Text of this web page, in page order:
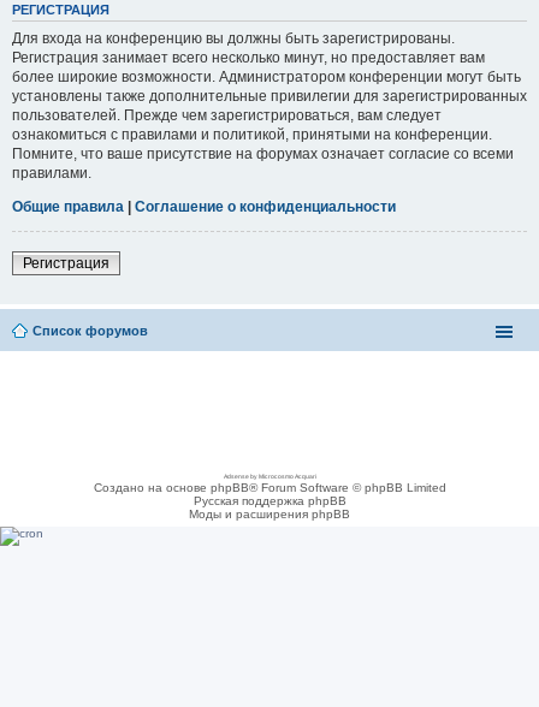
РЕГИСТРАЦИЯ
Для входа на конференцию вы должны быть зарегистрированы.
Регистрация занимает всего несколько минут, но предоставляет вам
более широкие возможности. Администратором конференции могут быть
установлены также дополнительные привилегии для зарегистрированных
пользователей. Прежде чем зарегистрироваться, вам следует
ознакомиться с правилами и политикой, принятыми на конференции.
Помните, что ваше присутствие на форумах означает согласие со всеми
правилами.
Общие правила | Соглашение о конфиденциальности
Регистрация
Список форумов
Adsense by Microcosmo Acquari
Создано на основе phpBB® Forum Software © phpBB Limited
Русская поддержка phpBB
Моды и расширения phpBB